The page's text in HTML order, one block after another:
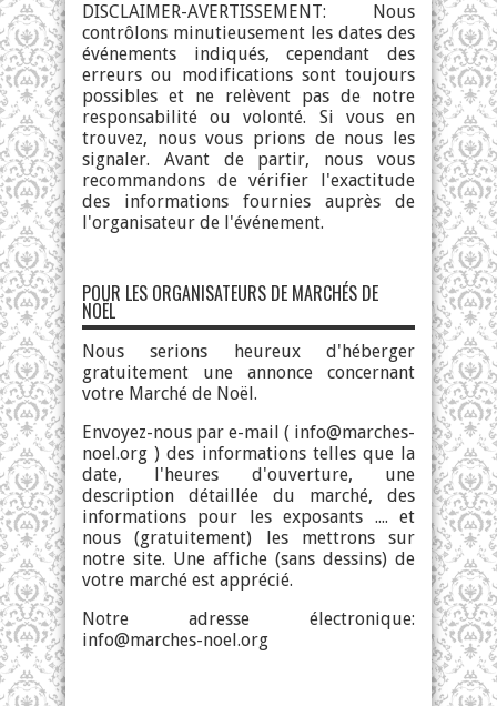
DISCLAIMER-AVERTISSEMENT: Nous
contrôlons minutieusement les dates des
événements indiqués, cependant des
erreurs ou modifications sont toujours
possibles et ne relèvent pas de notre
responsabilité ou volonté. Si vous en
trouvez, nous vous prions de nous les
signaler. Avant de partir, nous vous
recommandons de vérifier l'exactitude
des informations fournies auprès de
l'organisateur de l'événement.
POUR LES ORGANISATEURS DE MARCHÉS DE
NOËL
Nous serions heureux d'héberger
gratuitement une annonce concernant
votre Marché de Noël.
Envoyez-nous par e-mail ( info@marches-
noel.org ) des informations telles que la
date, l'heures d'ouverture, une
description détaillée du marché, des
informations pour les exposants .... et
nous (gratuitement) les mettrons sur
notre site. Une affiche (sans dessins) de
votre marché est apprécié.
Notre adresse électronique:
info@marches-noel.org